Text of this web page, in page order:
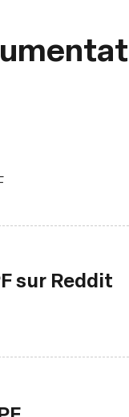
sur Reddit